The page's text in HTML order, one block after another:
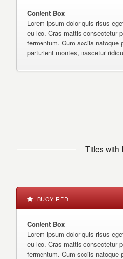
Content Box
Lorem ipsum dolor quis risus
eu leo. Cras mattis consectetur
fermentum. Cum sociis natoque
parturient montes, nascetur
Titles with
BUOY RED
Content Box
Lorem ipsum dolor quis risus
eu leo. Cras mattis consectetur
fermentum. Cum sociis natoque